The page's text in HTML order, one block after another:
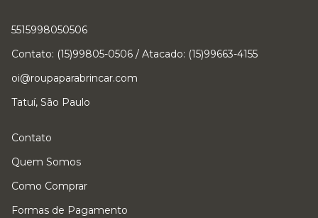
5515998050506
Contato: (15)99805-0506 / Atacado: (15)99663-4155
oi@roupaparabrincar.com
Tatuí, São Paulo
Contato
Quem Somos
Como Comprar
Formas de Pagamento